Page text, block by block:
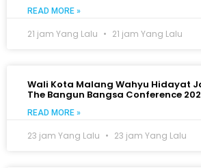
READ MORE »
21 jam Yang Lalu 21 jam Yang Lalu
Wali Kota Malang Wahyu Hidayat
The Bangun Bangsa Conference
READ MORE »
23 jam Yang Lalu 23 jam Yang Lalu